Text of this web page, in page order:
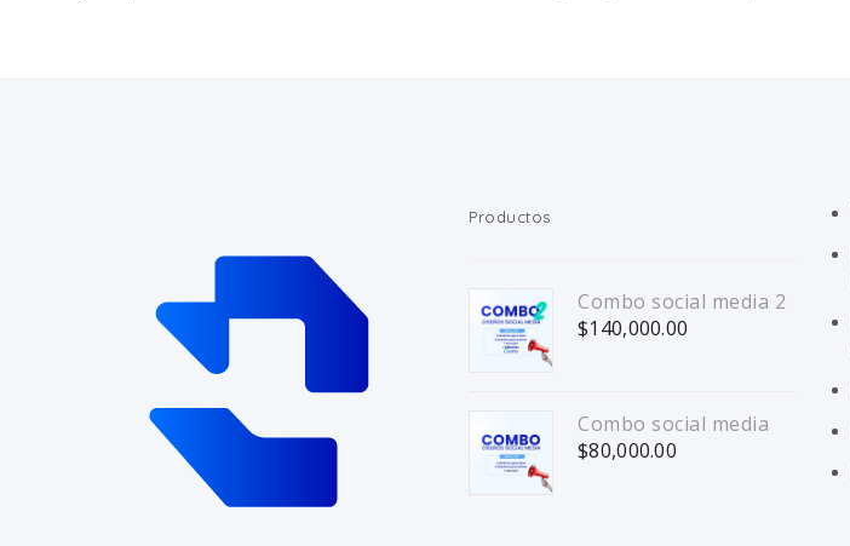
Productos
Combo social media 2
$140,000.00
Combo social media
$80,000.00